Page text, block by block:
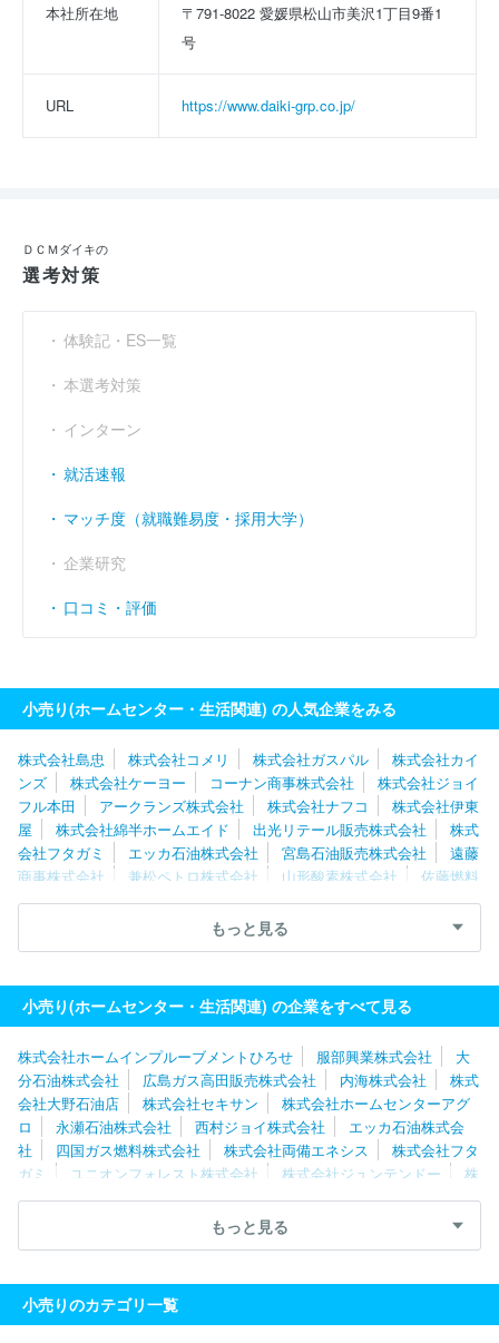
本社所在地
〒791-8022 愛媛県松山市美沢1丁目9番1
号
URL https://www.daiki-grp.co.jp/
ＤＣＭダイキの
選考対策
体験記・ES一覧
本選考対策
インターン
就活速報
マッチ度（就職難易度・採用大学）
企業研究
口コミ・評価
小売り(ホームセンター・生活関連) の人気企業をみる
株式会社島忠 株式会社コメリ 株式会社ガスパル
株式会社カイ
ンズ
株式会社ケーヨー コーナン商事株式会社
株式会社ジョイ
フル本田
アークランズ株式会社 株式会社ナフコ
株式会社伊東
屋
株式会社綿半ホームエイド 出光リテール販売株式会社
株式
会社フタガミ
エッカ石油株式会社 宮島石油販売株式会社
遠藤
商事株式会社
兼松ペトロ株式会社 山形酸素株式会社
佐藤燃料
株式会社
株式会社カンセキ 株式会社タカサワ
株式会社ホーム
浪田石油株式会社
西村ジョイ株式会
社
たかガスワン
山文商事株式会社
もっと見る
小売り(ホームセンター・生活関連) の企業をすべて見る
株式会社ホームインプルーブメントひろせ 服部興業株式会社
大
分石油株式会社
広島ガス高田販売株式会社 内海株式会社
株式
会社大野石油店
株式会社セキサン
株式会社ホームセンターアグ
ロ
永瀬石油株式会社 西村ジョイ株式会社
エッカ石油株式会
社
四国ガス燃料株式会社 株式会社両備エネシス
株式会社フタ
ガミ
ユニオンフォレスト株式会社 株式会社ジュンテンドー
株
式会社ナフコ
株式会社山岸 株式会社シバタ
富山石油株式会
エムケイ石油株式会社
柴田石油株式会
社
株式会社フジプロ
名張近鉄ガス株式会社
株式会社綿半ホームエ
イド
コーナン商事株式会社
もっと見る
小売りのカテゴリ一覧